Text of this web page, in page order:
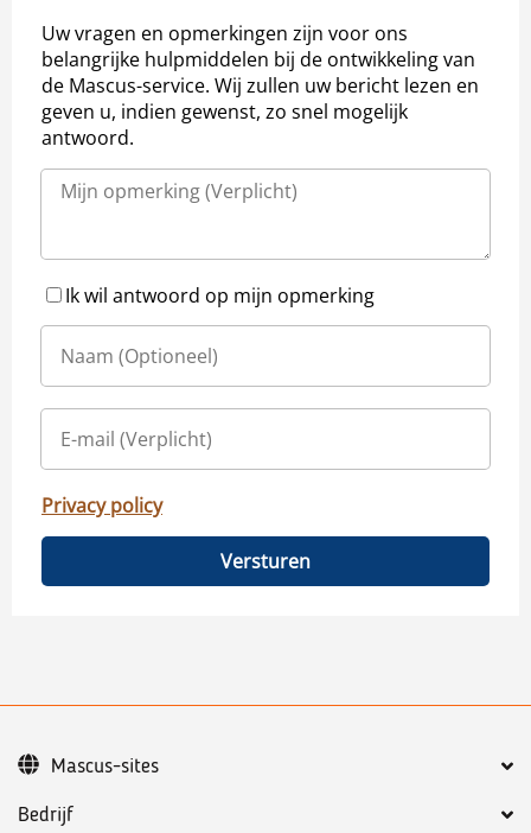
Uw vragen en opmerkingen zijn voor ons
belangrijke hulpmiddelen bij de ontwikkeling van
de Mascus-service. Wij zullen uw bericht lezen en
geven u, indien gewenst, zo snel mogelijk
antwoord.
Ik wil antwoord op mijn opmerking
Privacy policy
Versturen
Bedrijf
Mascus-sites